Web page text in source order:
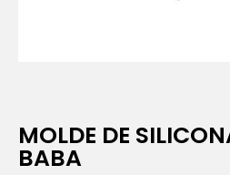
MOLDE DE
BABA